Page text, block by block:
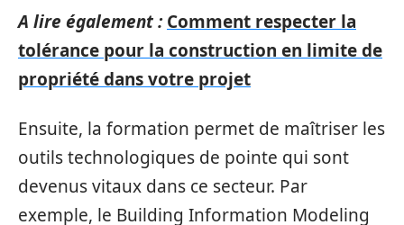
A lire également : Comment respecter la
tolérance pour la construction en limite de
propriété dans votre projet
Ensuite, la formation permet de maîtriser les
outils technologiques de pointe qui sont
devenus vitaux dans ce secteur. Par
exemple, le Building Information Modeling